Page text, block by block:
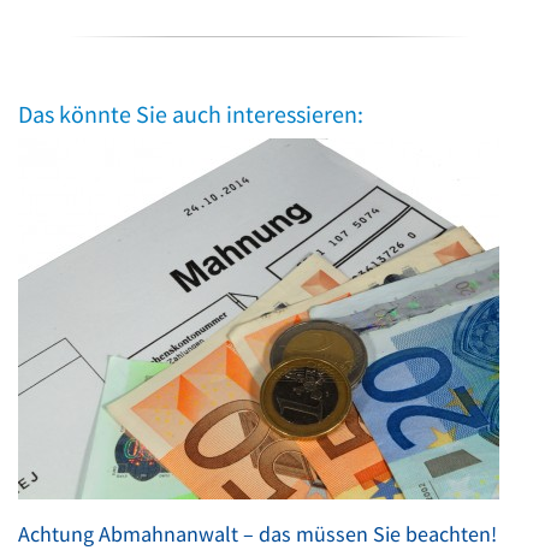
Das könnte Sie auch interessieren:
Achtung Abmahnanwalt – das müssen Sie beachten!